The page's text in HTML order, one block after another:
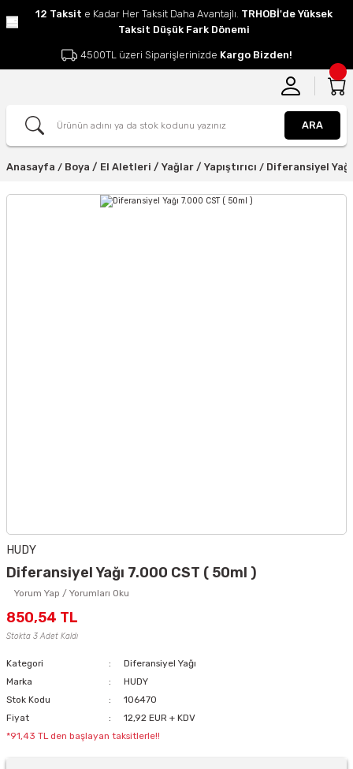
12 Taksit e Kadar Her Taksit Daha Avantajlı. TRHOBİ'de Yüksek
Taksit Düşük Fark Dönemi
4500TL üzeri Siparişlerinizde Kargo Bizden!
ARA
Anasayfa Boya / El Aletleri / Yağlar / Yapıştırıcı Diferansiyel Yağı
HUDY
Diferansiyel Yağı 7.000 CST ( 50ml )
Yorum Yap / Yorumları Oku
850,54 TL
Stokta 3 Adet Kaldı
Kategori
Diferansiyel Yağı
Marka
HUDY
Stok Kodu
106470
Fiyat
12,92 EUR + KDV
*91,43 TL den başlayan taksitlerle!!